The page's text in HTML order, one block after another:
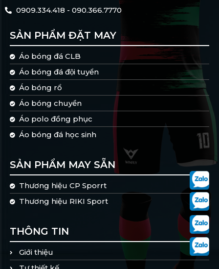
0909.334.418 - 090.366.7770
SẢN PHẨM ĐẶT MAY
Áo bóng đá CLB
Áo bóng đá đội tuyển
Áo bóng rổ
Áo bóng chuyền
Áo polo đồng phục
Áo bóng đá học sinh
SẢN PHẨM MAY SẴN
Thương hiệu CP Sporrt
Thương hiệu RIKI Sport
THÔNG TIN
Giới thiệu